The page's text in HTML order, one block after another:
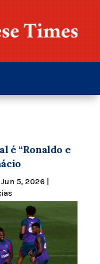
é “Ronaldo e
Jun 5, 2026|